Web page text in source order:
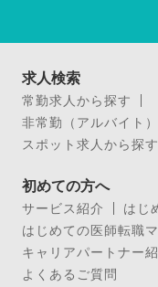
求人検索
常勤求人から探す
非常勤（アルバイト
スポット求人から探す
初めての方へ
サービス紹介
はじ
はじめての医師転職
キャリアパートナー
よくあるご質問